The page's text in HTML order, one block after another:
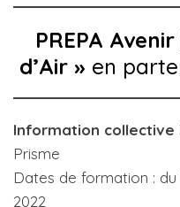
PREPA
d’Air » en
Information collective
Prisme
Dates de formation : du
2022